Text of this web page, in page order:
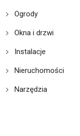
Ogrody
Okna i drzwi
Instalacje
Nieruchomości
Narzędzia